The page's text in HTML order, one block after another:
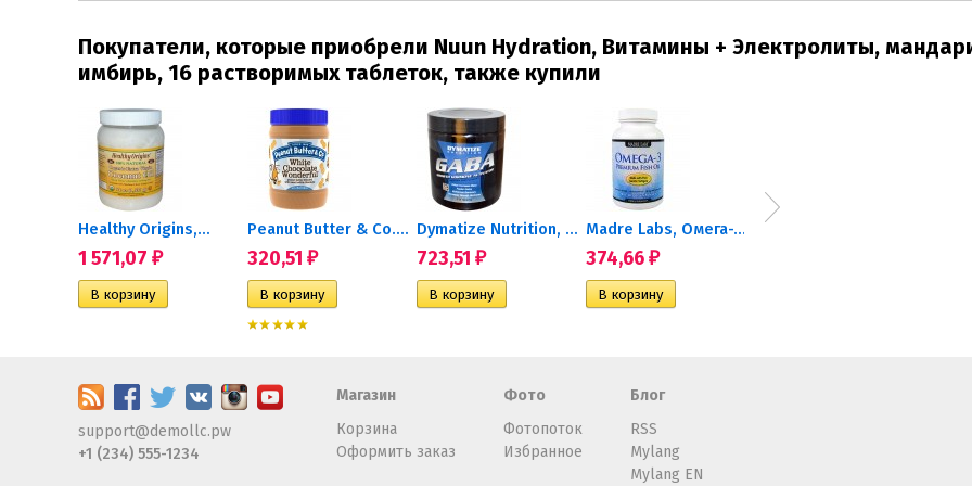
Покупатели, которые приобрели Nuun Hydration, Витамины + Электролиты,
имбирь, 16 растворимых таблеток, также купили
Healthy Origins,...
1 571,07 ₽
Peanut Butter & Co.,...
320,51 ₽
Dymatize Nutrition, GABA,...
723,51 ₽
Madre Labs, Омега-3...
374,66 ₽
support@demollc.pw
+1 (234) 555-1234
Магазин
Корзина
Оформить заказ
Фото
Фотопоток
Избранное
Блог
RSS
Mylang
Mylang EN